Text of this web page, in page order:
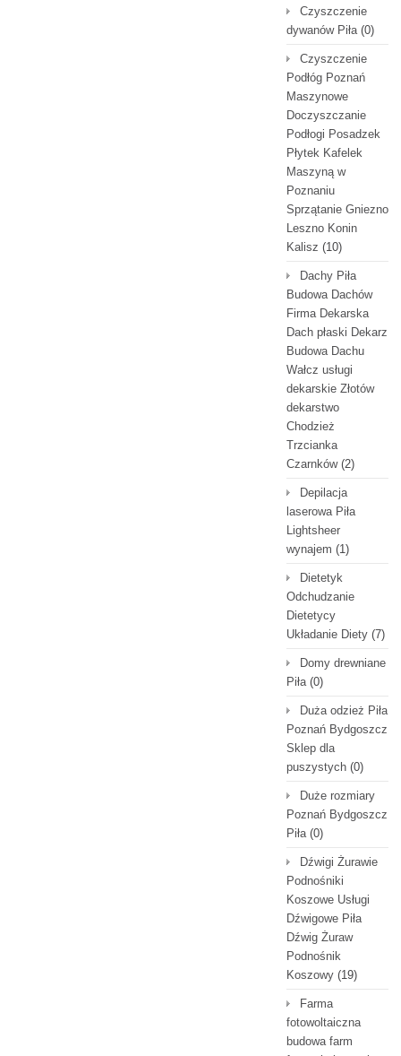
Czyszczenie
dywanów Piła(0)
Czyszczenie
Podłóg Poznań
Maszynowe
Doczyszczanie
Podłogi Posadzek
Płytek Kafelek
Maszyną w
Poznaniu
Sprzątanie Gniezno
Leszno Konin
Kalisz (10)
Dachy Piła
Budowa Dachów
Firma Dekarska
Dach płaski Dekarz
Budowa Dachu
Wałcz usługi
dekarskie Złotów
dekarstwo
Chodzież
Trzcianka
Czarnków(2)
Depilacja
laserowa Piła
Lightsheer
wynajem (1)
Dietetyk
Odchudzanie
Dietetycy
Układanie Diety (7)
Domy drewniane
Piła(0)
Duża odzież Piła
Poznań Bydgoszcz
Sklep dla
puszystych (0)
Duże rozmiary
Poznań Bydgoszcz
Piła(0)
Dźwigi Żurawie
Podnośniki
Koszowe Usługi
Dźwigowe Piła
Dźwig Żuraw
Podnośnik
Koszowy (19)
Farma
fotowoltaiczna
budowa farm